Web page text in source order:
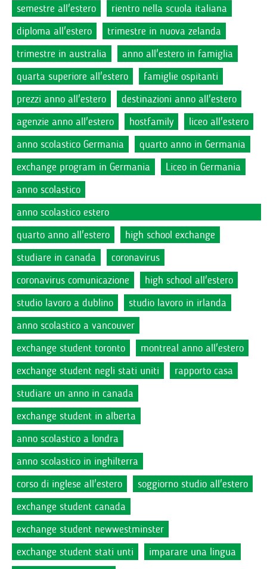
semestre all'estero
rientro nella scuola italiana
diploma all'estero
trimestre in nuova zelanda
trimestre in australia
anno all'estero in famiglia
quarta superiore all'estero
famiglie ospitanti
prezzi anno all'estero
destinazioni anno all'estero
agenzie anno all'estero
hostfamily
liceo all'estero
anno scolastico Germania
quarto anno in Germania
exchange program in Germania
Liceo in Germania
anno scolastico
anno scolastico estero
quarto anno all'estero
high school exchange
studiare in canada
coronavirus
coronavirus comunicazione
high school all'estero
studio lavoro a dublino
studio lavoro in irlanda
anno scolastico a vancouver
exchange student toronto
montreal anno all'estero
exchange student negli stati uniti
rapporto casa
studiare un anno in canada
exchange student in alberta
anno scolastico a londra
anno scolastico in inghilterra
corso di inglese all'estero
soggiorno studio all'estero
exchange student canada
exchange student newwestminster
exchange student stati unti
imparare una lingua